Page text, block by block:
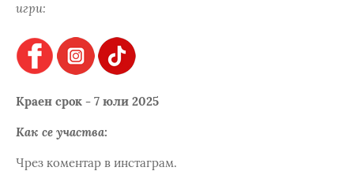
игри:
Краен срок - 7 юли 2025
Как се участва:
Чрез коментар в инстаграм.